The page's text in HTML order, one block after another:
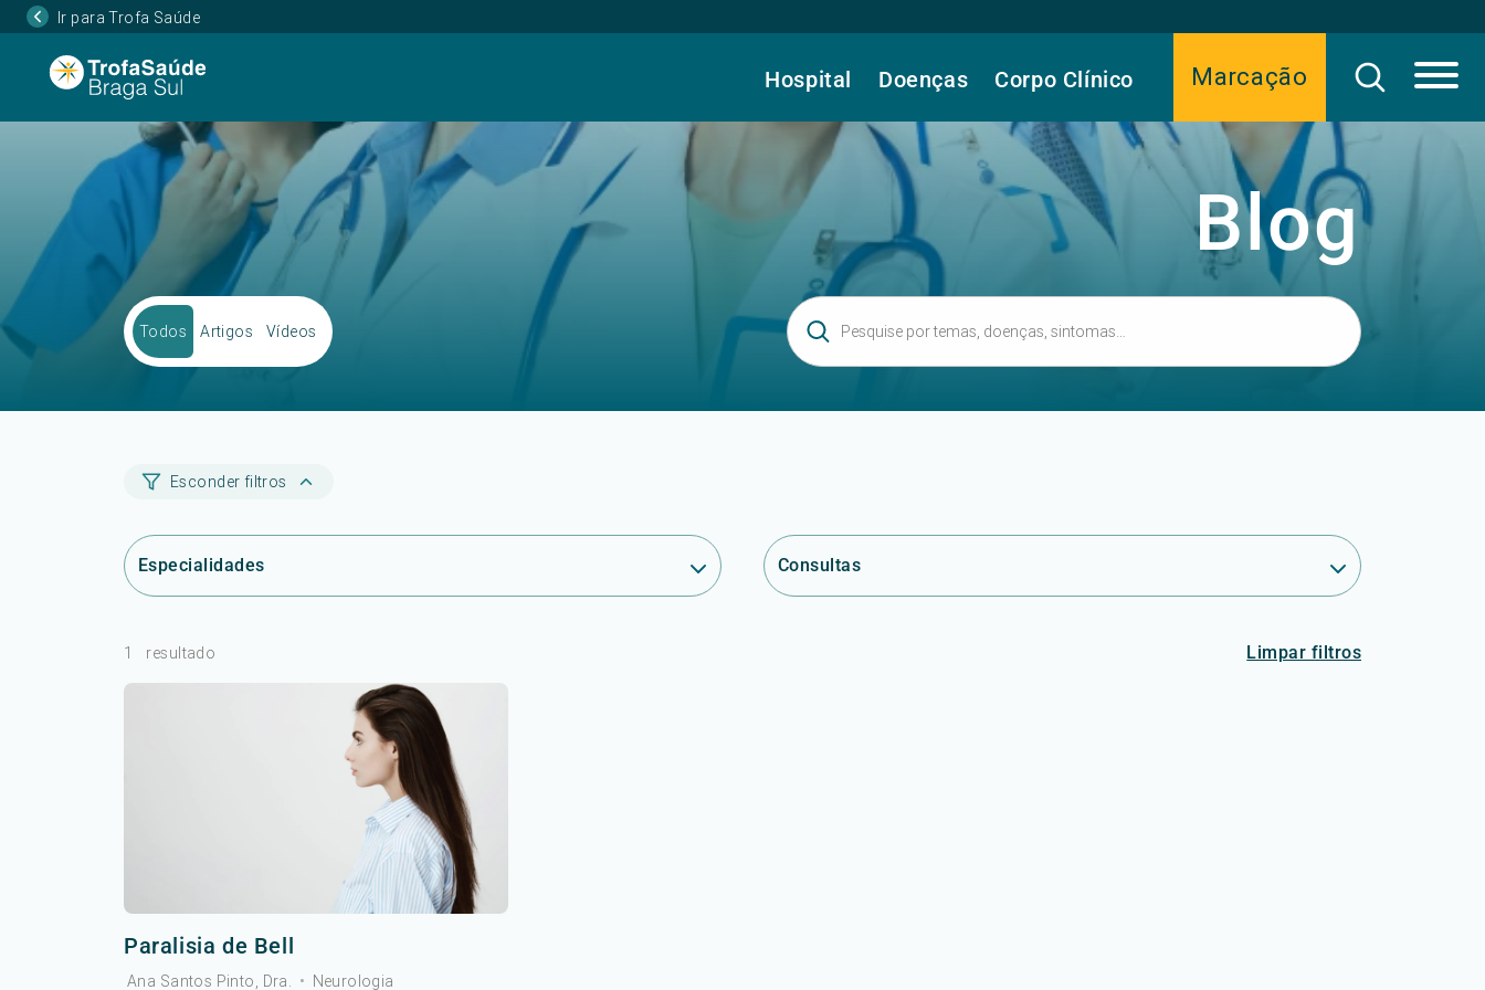
Ir para Trofa Saúde
Marcação
Hospital Doenças Corpo Clínico
Blog
Todos Artigos Vídeos
Esconder filtros
Especialidades Consultas
1 resultado Limpar filtros
Paralisia de Bell
Ana Santos Pinto, Dra. • Neurologia